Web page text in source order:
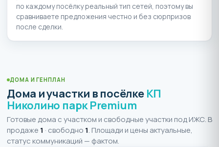
по каждому посёлку реальный тип сетей, поэтому вы
сравниваете предложения честно и без сюрпризов
после сделки.
ДОМА И ГЕНПЛАН
Дома и участки в посёлке КП
Николино парк Premium
Готовые дома с участком и свободные участки под ИЖС. В
продаже 1 · свободно 1. Площади и цены актуальные,
статус коммуникаций — фактом.